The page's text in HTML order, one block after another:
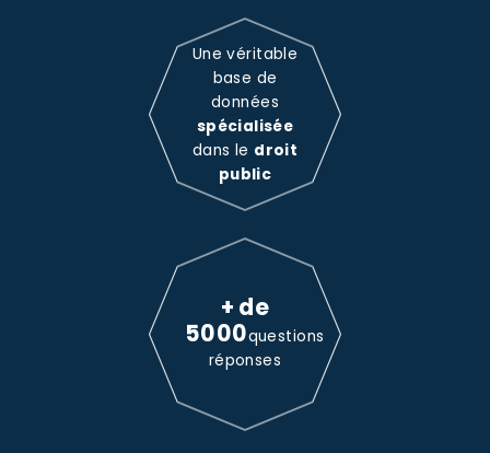
Une véritable
base de
données
spécialisée
dans le droit
public
+ de
5000questions
réponses